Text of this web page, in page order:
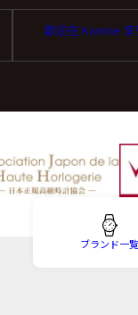
開示、利用目的
記録の開示(以下、
歡迎在 Kamine 享
ブランド一覧